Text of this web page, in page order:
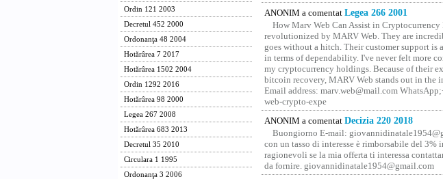
Ordin 121 2003
Decretul 452 2000
Ordonanţa 48 2004
Hotărârea 7 2017
Hotărârea 1502 2004
Ordin 1292 2016
Hotărârea 98 2000
Legea 267 2008
Hotărârea 683 2013
Decretul 35 2010
Circulara 1 1995
Ordonanţa 3 2006
ANONIM a comentat Legea 266 2001
How Marv Web Can Assist in
revolutionized by MARV Web. They are
goes without a hitch. Their customer support is
in terms of dependability. I've never felt more
my cryptocurrency holdings. Because of their
bitcoin recovery, MARV Web stands out in the
Email address: marv.web@mail.com
web-crypto-expe
ANONIM a comentat Decizia 220 2018
Buongiorno E-mail:
con un tasso di interesse è rimborsabile del
ragionevoli se la mia offerta ti interessa
da fornire. giovannidinatale1954@­gmail.­com